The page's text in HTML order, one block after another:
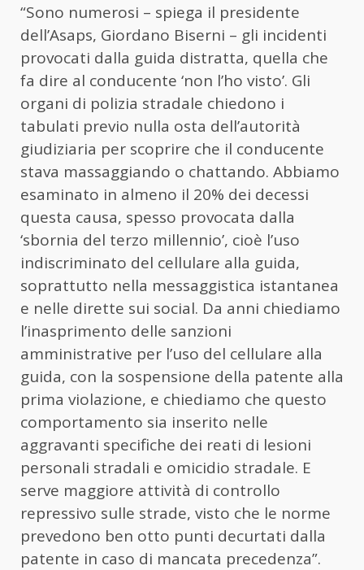
“Sono numerosi – spiega il presidente
dell’Asaps, Giordano Biserni – gli incidenti
provocati dalla guida distratta, quella che
fa dire al conducente ‘non l’ho visto’. Gli
organi di polizia stradale chiedono i
tabulati previo nulla osta dell’autorità
giudiziaria per scoprire che il conducente
stava massaggiando o chattando. Abbiamo
esaminato in almeno il 20% dei decessi
questa causa, spesso provocata dalla
‘sbornia del terzo millennio’, cioè l’uso
indiscriminato del cellulare alla guida,
soprattutto nella messaggistica istantanea
e nelle dirette sui social. Da anni chiediamo
l’inasprimento delle sanzioni
amministrative per l’uso del cellulare alla
guida, con la sospensione della patente alla
prima violazione, e chiediamo che questo
comportamento sia inserito nelle
aggravanti specifiche dei reati di lesioni
personali stradali e omicidio stradale. E
serve maggiore attività di controllo
repressivo sulle strade, visto che le norme
prevedono ben otto punti decurtati dalla
patente in caso di mancata precedenza”.